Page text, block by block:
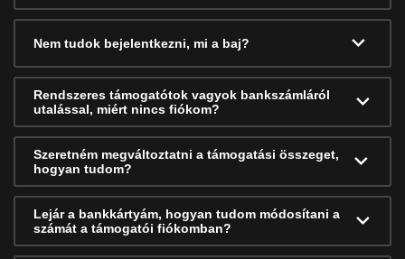
Nem tudok bejelentkezni, mi a baj?
Rendszeres támogatótok vagyok bankszámláról
utalással, miért nincs fiókom?
Szeretném megváltoztatni a támogatási összeget,
hogyan tudom?
Lejár a bankkártyám, hogyan tudom módosítani a
számát a támogatói fiókomban?